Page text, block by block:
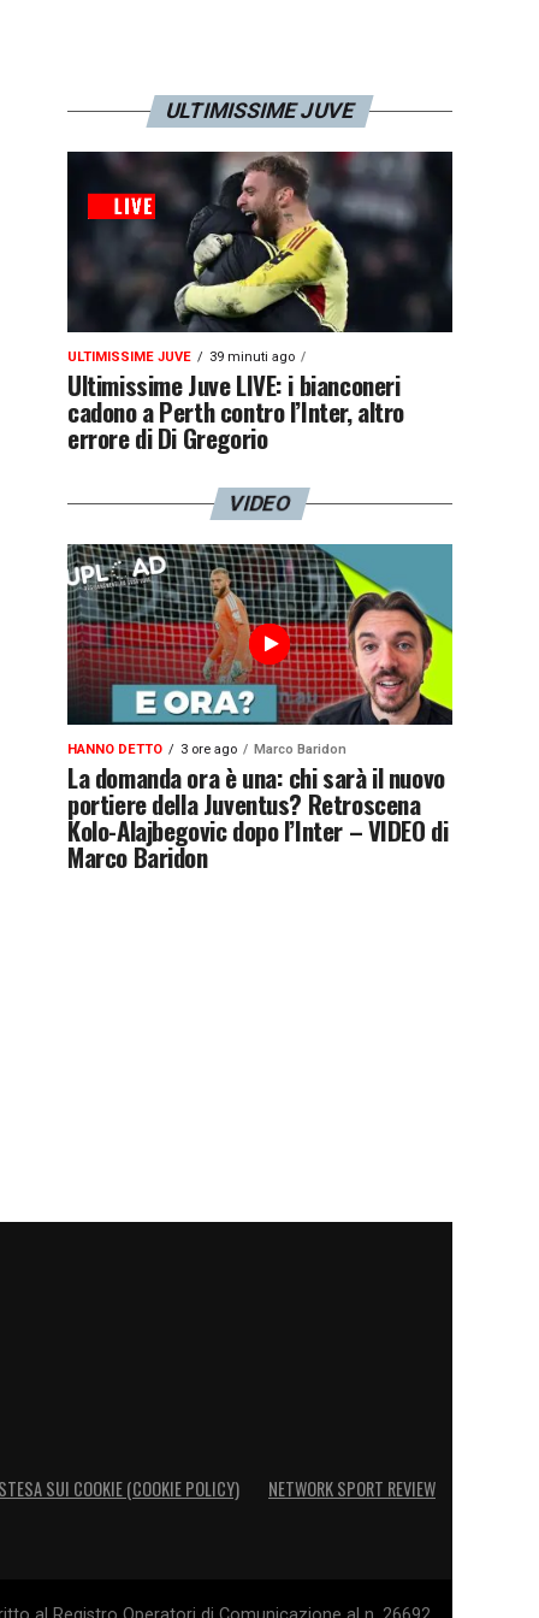
ULTIMISSIME JUVE
ULTIMISSIME JUVE 39 minuti ago
Ultimissime Juve LIVE: i bianconeri
cadono a Perth contro l’Inter, altro
errore di Di Gregorio
VIDEO
HANNO DETTO 3 ore ago Marco Baridon
La domanda ora è una: chi sarà il nuovo
portiere della Juventus? Retroscena
Kolo-Alajbegovic dopo l’Inter – VIDEO di
Marco Baridon
SUI COOKIE (COOKIE POLICY) NETWORK SPORT REVIEW